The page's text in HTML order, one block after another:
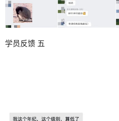
学员反馈 五